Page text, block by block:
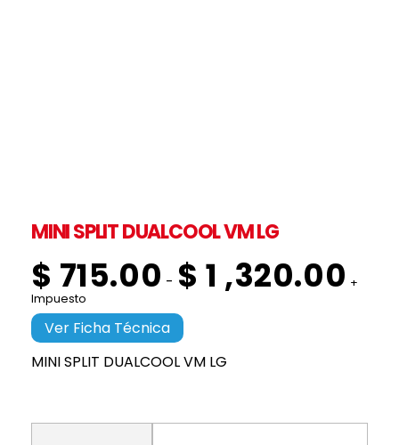
MINI SPLIT DUALCOOL VM LG
$ 715.00 - $ 1 ,320.00 +
Impuesto
Ver Ficha Técnica
MINI SPLIT DUALCOOL VM LG